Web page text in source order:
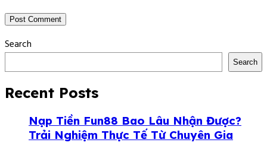
Search
Search
Recent Posts
Nạp Tiền Fun88 Bao Lâu Nhận Được?
Trải Nghiệm Thực Tế Từ Chuyên Gia